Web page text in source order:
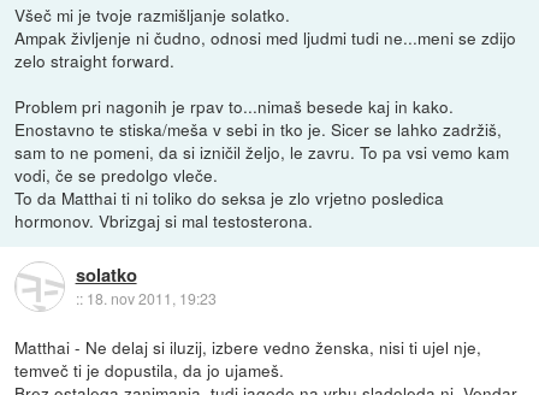
Všeč mi je tvoje razmišljanje solatko.
Ampak življenje ni čudno, odnosi med ljudmi tudi ne...meni se zdijo
zelo straight forward.
Problem pri nagonih je rpav to...nimaš besede kaj in kako.
Enostavno te stiska/meša v sebi in tko je. Sicer se lahko zadržiš,
sam to ne pomeni, da si izničil željo, le zavru. To pa vsi vemo kam
vodi, če se predolgo vleče.
To da Matthai ti ni toliko do seksa je zlo vrjetno posledica
hormonov. Vbrizgaj si mal testosterona.
solatko
:: 18. nov 2011, 19:23
Matthai - Ne delaj si iluzij, izbere vedno ženska, nisi ti ujel nje,
temveč ti je dopustila, da jo ujameš.